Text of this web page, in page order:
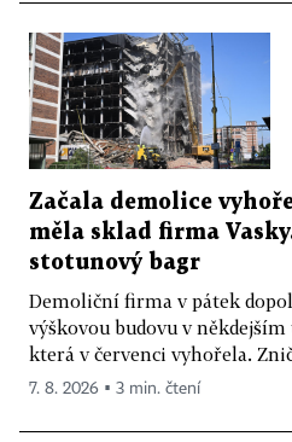
Začala demolice
měla sklad firma
stotunový bagr
Demoliční firma v pátek
výškovou budovu v
která v červenci vyhořela.
7. 8. 2026 ▪ 3 min. čtení